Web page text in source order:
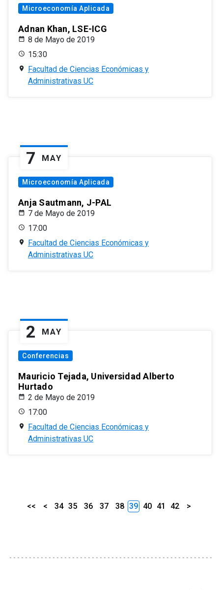
Microeconomía Aplicada
Adnan Khan, LSE-ICG
8 de Mayo de 2019
15:30
Facultad de Ciencias Económicas y
Administrativas UC
7 MAY
Microeconomía Aplicada
Anja Sautmann, J-PAL
7 de Mayo de 2019
17:00
Facultad de Ciencias Económicas y
Administrativas UC
2 MAY
Conferencias
Mauricio Tejada, Universidad Alberto
Hurtado
2 de Mayo de 2019
17:00
Facultad de Ciencias Económicas y
Administrativas UC
<< < 34 35 36 37 38 39 40 41 42 >